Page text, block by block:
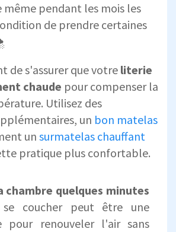
pendant les mois les
de prendre certaines
de s'assurer que votre literie
chaude pour compenser la
Utilisez des
un bon matelas
un surmatelas chauffant
pratique plus confortable.
chambre quelques minutes
coucher peut être une
pour renouveler l'air sans